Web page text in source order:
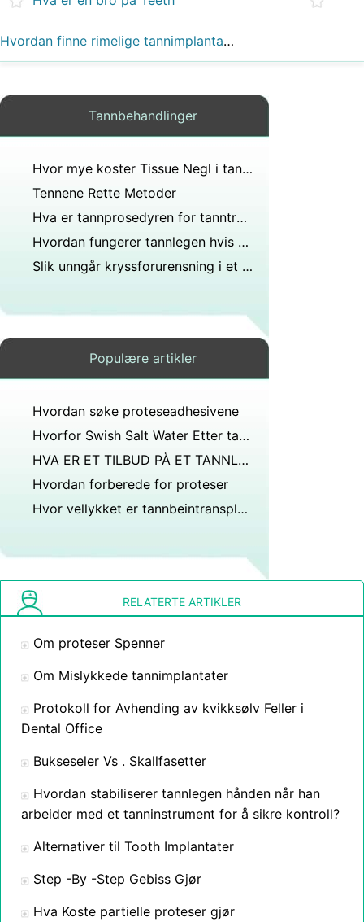
Hvordan finne rimelige tannimplantater
Tannbehandlinger
Hvor mye koster Tissue Negl i tannkjøttet Koste
Tennene Rette Metoder
Hva er tannprosedyren for tanntrekking?
Hvordan fungerer tannlegen hvis hånden hans ble skadet før?
Slik unngår kryssforurensning i et Dental Office
Populære artikler
Hvordan søke proteseadhesivene
Hvorfor Swish Salt Water Etter tanntrekking ?
HVA ER ET TILBUD PÅ ET TANNLEKEKONTOR?
Hvordan forberede for proteser
Hvor vellykket er tannbeintransplantasjon?
RELATERTE ARTIKLER
Om proteser Spenner
Om Mislykkede tannimplantater
Protokoll for Avhending av kvikksølv Feller i
Dental Office
Bukseseler Vs . Skallfasetter
Hvordan stabiliserer tannlegen hånden når han
arbeider med et tanninstrument for å sikre kontroll?
Alternativer til Tooth Implantater
Step -By -Step Gebiss Gjør
Hva Koste partielle proteser gjør